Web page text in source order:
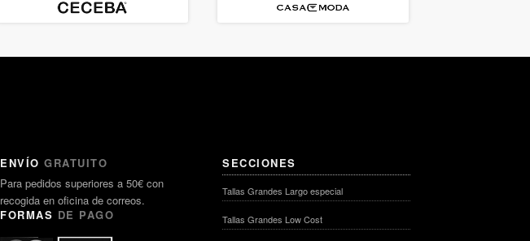
ENVÍO GRATUITO
Para pedidos superiores a 50€ con
recogida en oficina de correos.
FORMAS DE PAGO
SECCIONES
Tallas Grandes Largo especial
Tallas Grandes Low Cost